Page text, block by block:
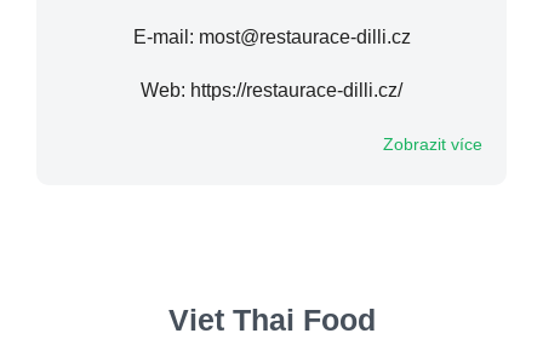
E-mail: most@restaurace-dilli.cz
Web: https://restaurace-dilli.cz/
Zobrazit více
Viet Thai Food